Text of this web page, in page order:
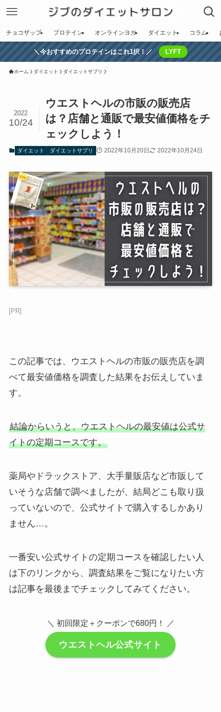
チョコザップ プロテイン オンラインヨガ ダイエット コラム
＼今おすすめのプロテインはこれ1択！／ LYFT
ホーム ダイエット ダイエットサプリ
ウエストヘルの市販の販売店
は？店舗と通販で最安値価格をチ
ェックしよう！
2022
10/24
ダイエット ダイエットサプリ 2022年10月20日 2022年10月24日
[PR]
この記事では、ウエストヘルの市販の販売店を調
べて最安値価格を調査した結果をお伝えしていま
す。
結論からいうと、ウエストヘルの最安値は公式サ
イトの定期コースです。
薬局やドラックストア、大手量販店など市販して
いそうな店舗で調べましたが、結局どこも取り扱
っていないので、公式サイトで購入するしかあり
ません…。
一番安い公式サイトの定期コースを確認したい人
は下のリンクから、調査結果をご覧になりたい方
は記事を最後までチェックしてみてください。
＼ 初回限定＋クーポンで680円！ ／
ウエストヘル公式サイト